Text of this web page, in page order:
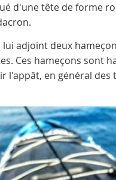
d'une tête de forme
adjoint deux
Ces hameçons sont
l'appât, en général des